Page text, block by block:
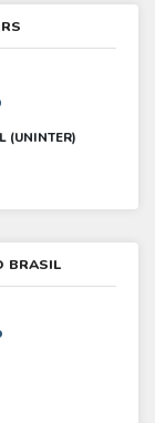
(UNINTER)
BRASIL